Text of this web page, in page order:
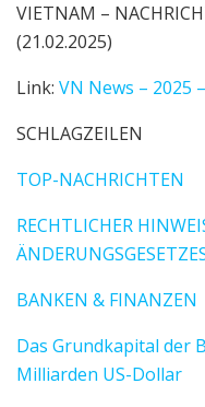
VIETNAM –
(21.02.2025)
Link: VN News – 2025
SCHLAGZEILEN
TOP-NACHRICHTEN
RECHTLICHER
BANKEN & FINANZEN
Das Grundkapital der
Milliarden US-Dollar